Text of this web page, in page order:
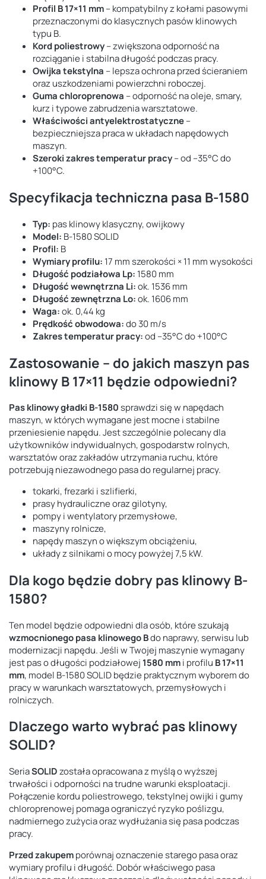
Profil B 17×11 mm– kompatybilny z kołami pasowymi
przeznaczonymi do klasycznych pasów klinowych
typu B.
Kord poliestrowy– zwiększona odporność na
rozciąganie i stabilna długość podczas pracy.
Owijka tekstylna – lepsza ochrona przed ścieraniem
oraz uszkodzeniami powierzchni roboczej.
Guma chloroprenowa – odporność na oleje, smary,
kurz i typowe zabrudzenia warsztatowe.
Właściwości antyelektrostatyczne–
bezpieczniejsza praca w układach napędowych
maszyn.
Szeroki zakres temperatur pracy– od –35°C do
+100°C.
Specyfikacja techniczna pasa B-1580
Typ: pas klinowy klasyczny, owijkowy
Model: B-1580 SOLID
Profil: B
Wymiary profilu: 17 mm szerokości × 11 mm wysokości
Długość podziałowa Lp: 1580 mm
Długość wewnętrzna Li:ok. 1536 mm
Długość zewnętrzna Lo:ok. 1606 mm
Waga:ok. 0,44 kg
Prędkość obwodowa:do 30 m/s
Zakres temperatur pracy:od –35°C do +100°C
Zastosowanie – do jakich maszyn pas
klinowy B 17×11 będzie odpowiedni?
Pas klinowy gładki B-1580sprawdzi się w napędach
maszyn, w których wymagane jest mocne i stabilne
przeniesienie napędu. Jest szczególnie polecany dla
użytkowników indywidualnych, gospodarstw rolnych,
warsztatów oraz zakładów utrzymania ruchu, które
potrzebują niezawodnego pasa do regularnej pracy.
tokarki, frezarki i szlifierki,
prasy hydrauliczne oraz gilotyny,
pompy i wentylatory przemysłowe,
maszyny rolnicze,
napędy maszyn o większym obciążeniu,
układy z silnikami o mocy powyżej 7,5 kW.
Dla kogo będzie dobry pas klinowy B-
1580?
Ten model będzie odpowiedni dla osób, które szukają
wzmocnionego pasa klinowego Bdo naprawy, serwisu lub
modernizacji napędu. Jeśli w Twojej maszynie wymagany
jest pas o długości podziałowej 1580 mmi profilu B 17×11
mm, model B-1580 SOLID będzie praktycznym wyborem do
pracy w warunkach warsztatowych, przemysłowych i
rolniczych.
Dlaczego warto wybrać pas klinowy
SOLID?
SeriaSOLIDzostała opracowana z myślą o wyższej
trwałości i odporności na trudne warunki eksploatacji.
Połączenie kordu poliestrowego, tekstylnej owijki i gumy
chloroprenowej pomaga ograniczyć ryzyko poślizgu,
nadmiernego zużycia oraz wydłużania się pasa podczas
pracy.
Przed zakupemporównaj oznaczenie starego pasa oraz
wymiary profilu i długość. Dobór właściwego pasa